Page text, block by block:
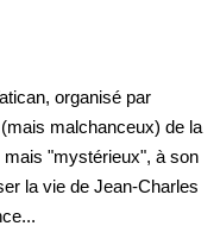
organisé par
malchanceux) de la
"mystérieux", à son
la vie de Jean-Charles